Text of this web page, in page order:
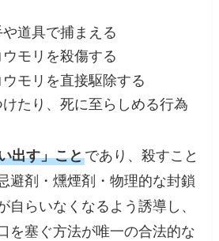
道具で捕まえる
モリを殺傷する
モリを直接駆除する
たり、死に至らしめる行為
出す」ことであり、殺すこと
避剤・燻煙剤・物理的な封鎖
自らいなくなるよう誘導し、
を塞ぐ方法が唯一の合法的な